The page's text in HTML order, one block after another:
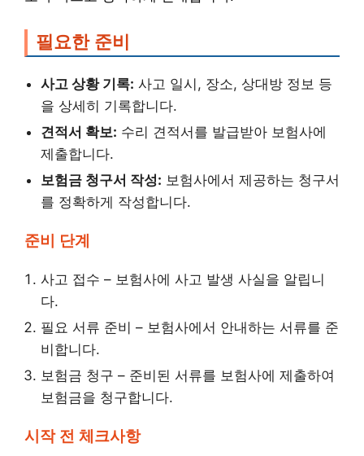
필요한 준비
사고 상황 기록: 사고 일시, 장소, 상대방 정보 등
을 상세히 기록합니다.
견적서 확보: 수리 견적서를 발급받아 보험사에
제출합니다.
보험금 청구서 작성: 보험사에서 제공하는 청구서
를 정확하게 작성합니다.
준비 단계
사고 접수 – 보험사에 사고 발생 사실을 알립니
다.
필요 서류 준비 – 보험사에서 안내하는 서류를 준
비합니다.
보험금 청구 – 준비된 서류를 보험사에 제출하여
보험금을 청구합니다.
시작 전 체크사항